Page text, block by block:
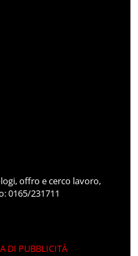
offro e cerco lavoro,
0165/231711
DI PUBBLICITÀ